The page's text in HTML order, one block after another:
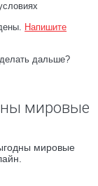
Напишите
дальше?
мировые
мировые